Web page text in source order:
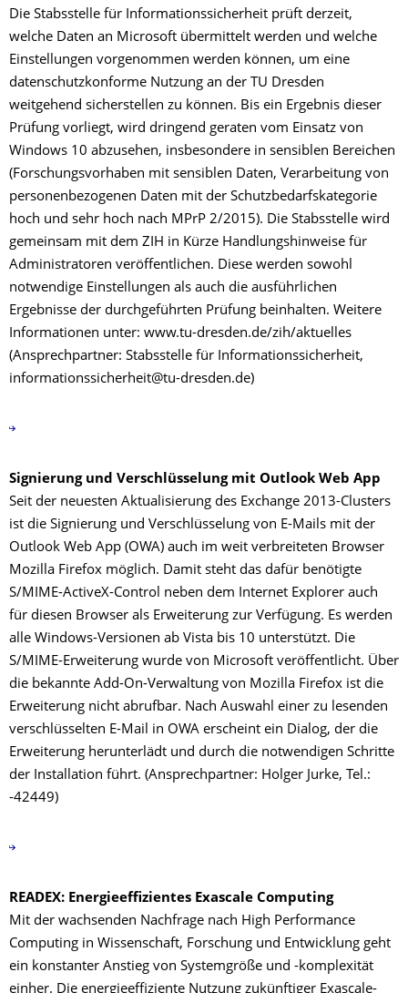
Die Stabsstelle für Informationssicherheit prüft derzeit,
welche Daten an Microsoft übermittelt werden und welche
Einstellungen vorgenommen werden können, um eine
datenschutzkonforme Nutzung an der TU Dresden
weitgehend sicherstellen zu können. Bis ein Ergebnis dieser
Prüfung vorliegt, wird dringend geraten vom Einsatz von
Windows 10 abzusehen, insbesondere in sensiblen Bereichen
(Forschungsvorhaben mit sensiblen Daten, Verarbeitung von
personenbezogenen Daten mit der Schutzbedarfskategorie
hoch und sehr hoch nach MPrP 2/2015). Die Stabsstelle wird
gemeinsam mit dem ZIH in Kürze Handlungshinweise für
Administratoren veröffentlichen. Diese werden sowohl
notwendige Einstellungen als auch die ausführlichen
Ergebnisse der durchgeführten Prüfung beinhalten. Weitere
Informationen unter: www.tu-dresden.de/zih/aktuelles
(Ansprechpartner: Stabsstelle für Informationssicherheit,
informationssicherheit@tu-dresden.de)
Signierung und Verschlüsselung mit Outlook Web App
Seit der neuesten Aktualisierung des Exchange 2013-Clusters
ist die Signierung und Verschlüsselung von E-Mails mit der
Outlook Web App (OWA) auch im weit verbreiteten Browser
Mozilla Firefox möglich. Damit steht das dafür benötigte
S/MIME-ActiveX-Control neben dem Internet Explorer auch
für diesen Browser als Erweiterung zur Verfügung. Es werden
alle Windows-Versionen ab Vista bis 10 unterstützt. Die
S/MIME-Erweiterung wurde von Microsoft veröffentlicht. Über
die bekannte Add-On-Verwaltung von Mozilla Firefox ist die
Erweiterung nicht abrufbar. Nach Auswahl einer zu lesenden
verschlüsselten E-Mail in OWA erscheint ein Dialog, der die
Erweiterung herunterlädt und durch die notwendigen Schritte
der Installation führt. (Ansprechpartner: Holger Jurke, Tel.:
-42449)
READEX: Energieeffizientes Exascale Computing
Mit der wachsenden Nachfrage nach High Performance
Computing in Wissenschaft, Forschung und Entwicklung geht
ein konstanter Anstieg von Systemgröße und -komplexität
einher. Die energieeffiziente Nutzung zukünftiger Exascale-